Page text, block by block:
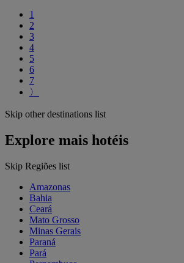
1
2
3
4
5
6
7
〉
Skip other destinations list
Explore mais hotéis
Skip Regiões list
Amazonas
Bahia
Ceará
Mato Grosso
Minas Gerais
Paraná
Pará